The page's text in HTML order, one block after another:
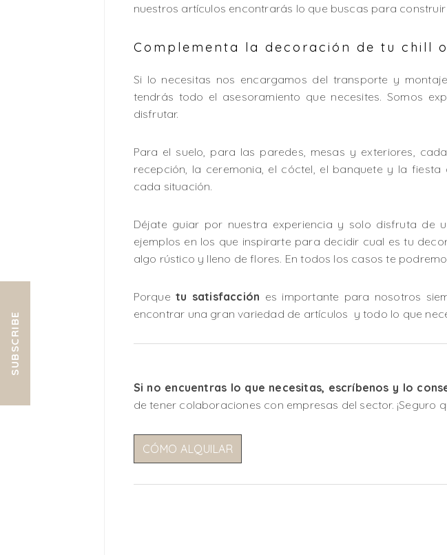
nuestros artículos encontrarás lo que buscas para construir
Complementa la decoración de tu chill
Si lo necesitas nos encargamos del transporte y
tendrás todo el asesoramiento que necesites. Somos
disfrutar.
Para el suelo, para las paredes, mesas y exteriores,
recepción, la ceremonia, el cóctel, el banquete y la
cada situación.
Déjate guiar por nuestra experiencia y solo disfruta de
ejemplos en los que inspirarte para decidir cual es tu
algo rústico y lleno de flores. En todos los casos te
Porquetu satisfacción es importante para nosotros
encontrar una gran variedad de artículos y todo lo que
Si no encuentras lo que necesitas, escríbenos y lo
de tener colaboraciones con empresas del sector. ¡Seguro
CÓMO ALQUILAR
SUBSCRIBE